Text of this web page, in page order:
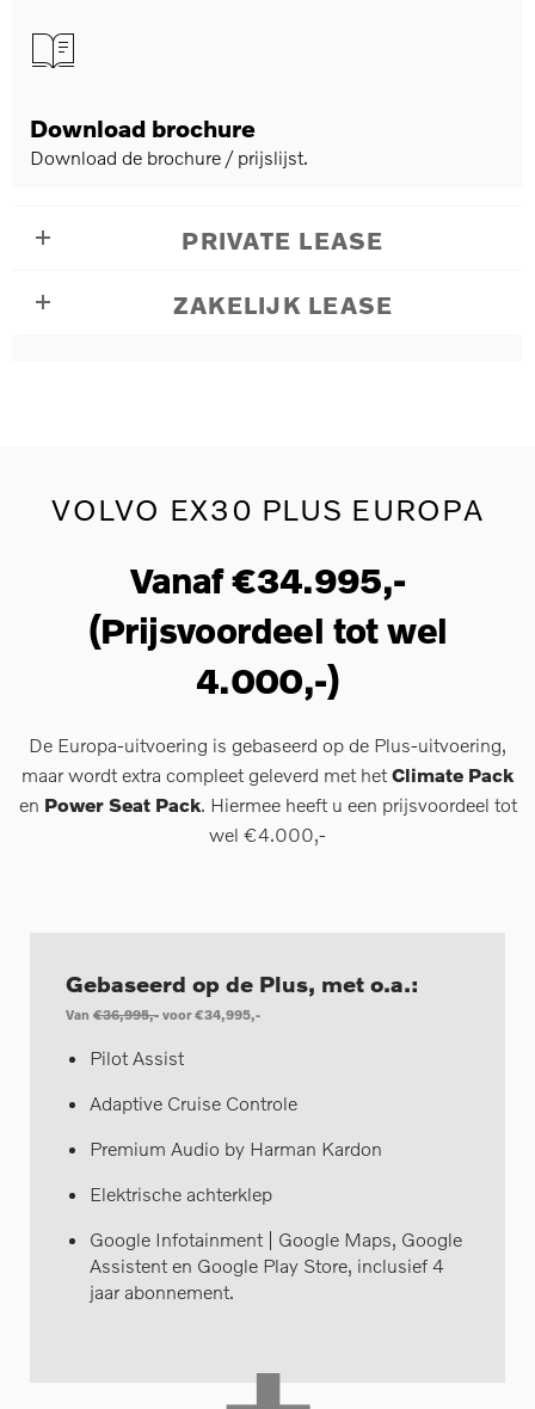
Download brochure
Download de brochure / prijslijst.
PRIVATE LEASE
ZAKELIJK LEASE
VOLVO EX30 PLUS EUROPA
Vanaf €34.995,-
(Prijsvoordeel tot wel
4.000,-)
De Europa-uitvoering is gebaseerd op de Plus-uitvoering,
maar wordt extra compleet geleverd met het Climate Pack
en Power Seat Pack. Hiermee heeft u een prijsvoordeel tot
wel €4.000,-
Gebaseerd op de Plus, met o.a.:
Van €36,995,- voor €34,995,-
Pilot Assist
Adaptive Cruise Controle
Premium Audio by Harman Kardon
Elektrische achterklep
Google Infotainment | Google Maps, Google
Assistent en Google Play Store, inclusief 4
jaar abonnement.